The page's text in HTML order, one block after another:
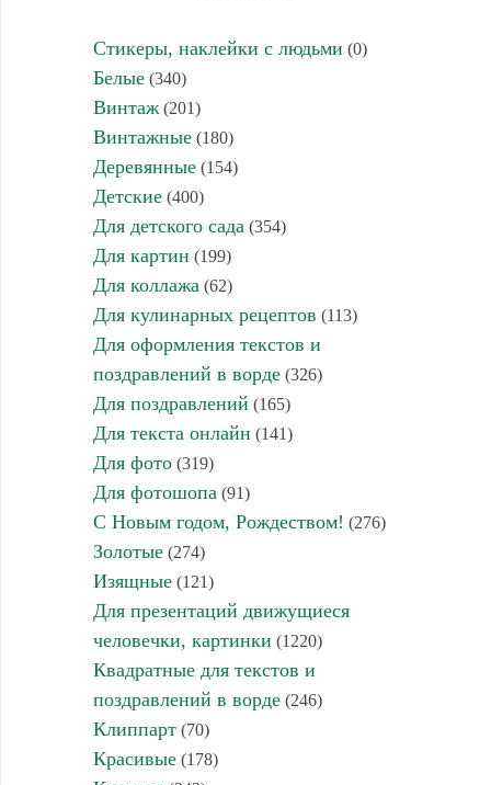
Стикеры, наклейки с людьми (0)
Белые(340)
Винтаж(201)
Винтажные(180)
Деревянные(154)
Детские(400)
Для детского сада (354)
Для картин (199)
Для коллажа (62)
Для кулинарных рецептов (113)
Для оформления текстов и
поздравлений в ворде(326)
Для поздравлений (165)
Для текста онлайн (141)
Для фото(319)
Для фотошопа (91)
С Новым годом, Рождеством! (276)
Золотые(274)
Изящные(121)
Для презентаций движущиеся
человечки, картинки (1220)
Квадратные для текстов и
поздравлений в ворде(246)
Клиппарт(70)
Красивые(178)